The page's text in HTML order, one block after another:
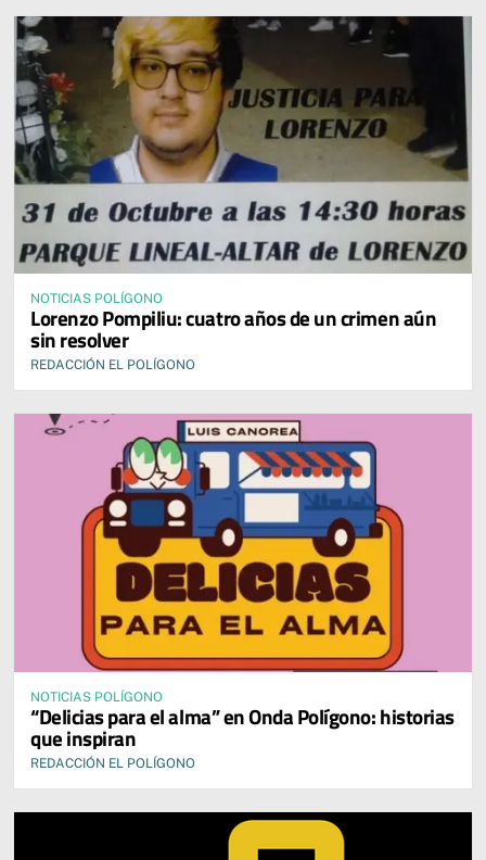
NOTICIAS POLÍGONO
Lorenzo Pompiliu: cuatro años de un crimen aún
sin resolver
REDACCIÓN EL POLÍGONO
NOTICIAS POLÍGONO
“Delicias para el alma” en Onda Polígono: historias
que inspiran
REDACCIÓN EL POLÍGONO